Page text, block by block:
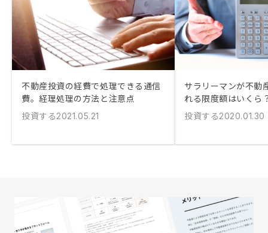
不動産投資の経費で処理できる通信
費。経理処理の方法と注意点
投資する2021.05.21
サラリーマンが不動
れる限度額はいくら
投資する2020.01.30